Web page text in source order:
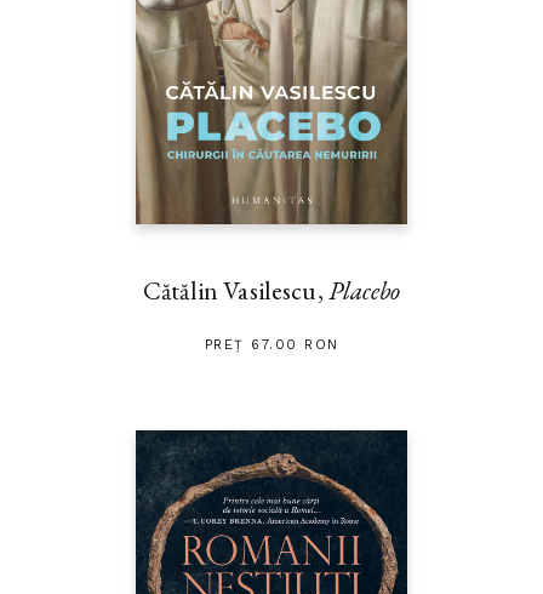
Cătălin Vasilescu,Placebo
PREȚ 67.00 RON